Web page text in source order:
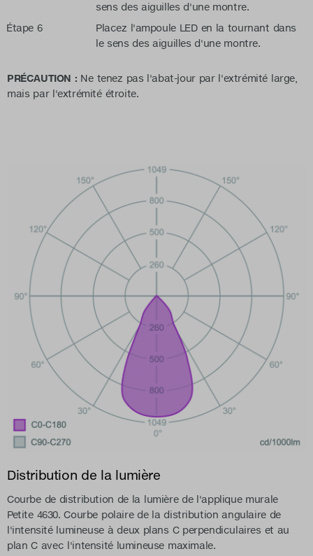
sens des aiguilles d'une montre.
Étape 6
Placez l'ampoule LED en la tournant dans
le sens des aiguilles d'une montre.
PRÉCAUTION : Ne tenez pas l'abat-jour par l'extrémité large,
mais par l'extrémité étroite.
Distribution de la lumière
Courbe de distribution de la lumière de l'applique murale
Petite 4630. Courbe polaire de la distribution angulaire de
l'intensité lumineuse à deux plans C perpendiculaires et au
plan C avec l'intensité lumineuse maximale.